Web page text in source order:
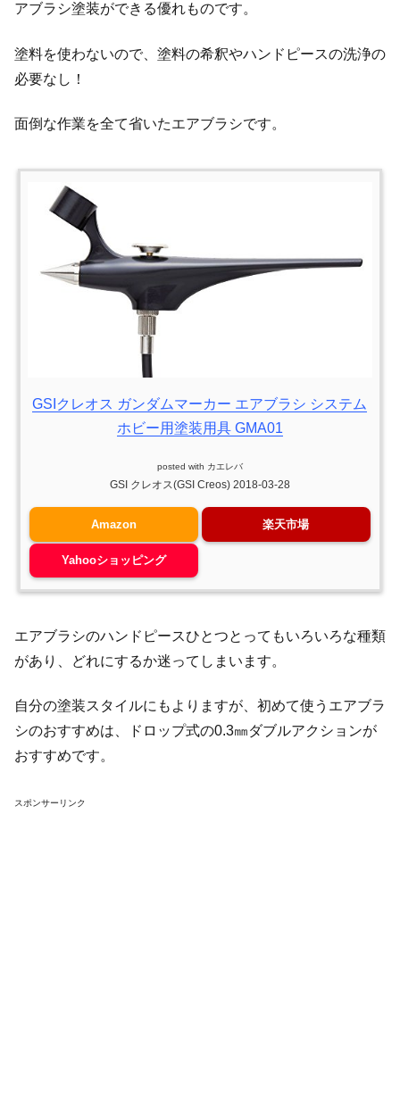
アブラシ塗装ができる優れものです。
塗料を使わないので、塗料の希釈やハンドピースの洗浄の
必要なし！
面倒な作業を全て省いたエアブラシです。
GSIクレオス ガンダムマーカー エアブラシ システム
ホビー用塗装用具 GMA01
posted with カエレバ
GSI クレオス(GSI Creos) 2018-03-28
Amazon 楽天市場
Yahooショッピング
エアブラシのハンドピースひとつとってもいろいろな種類
があり、どれにするか迷ってしまいます。
自分の塗装スタイルにもよりますが、初めて使うエアブラ
シのおすすめは、ドロップ式の0.3㎜ダブルアクションが
おすすめです。
スポンサーリンク